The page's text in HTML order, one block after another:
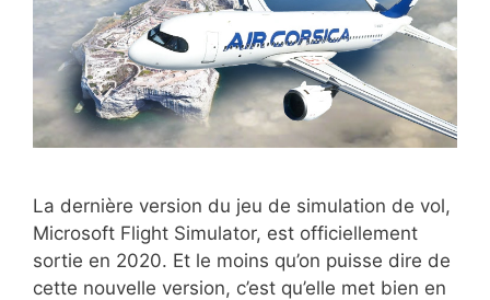
La dernière version du jeu de simulation de vol,
Microsoft Flight Simulator, est officiellement
sortie en 2020. Et le moins qu’on puisse dire de
cette nouvelle version, c’est qu’elle met bien en